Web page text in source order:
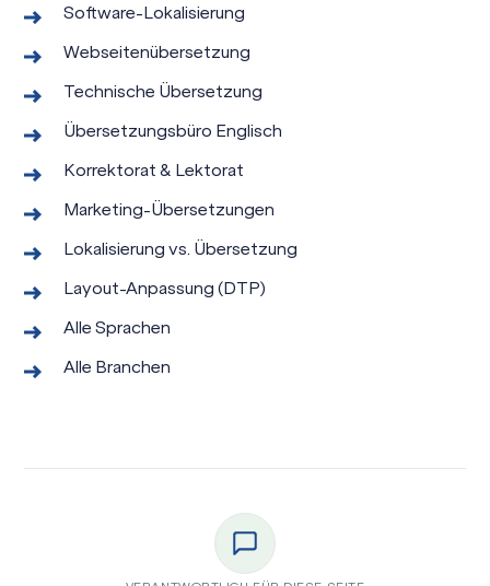
Software-Lokalisierung
Webseitenübersetzung
Technische Übersetzung
Übersetzungsbüro Englisch
Korrektorat & Lektorat
Marketing-Übersetzungen
Lokalisierung vs. Übersetzung
Layout-Anpassung (DTP)
Alle Sprachen
Alle Branchen